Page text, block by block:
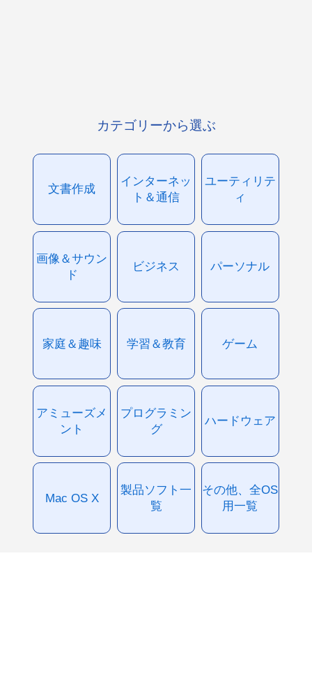
カテゴリーから選ぶ
文書作成
インターネッ
ト＆通信
ユーティリテ
ィ
画像＆サウン
ド
ビジネス パーソナル
家庭＆趣味 学習＆教育 ゲーム
アミューズメ
ント
プログラミン
グ
ハードウェア
Mac OS X
製品ソフト一
覧
その他、全OS
用一覧